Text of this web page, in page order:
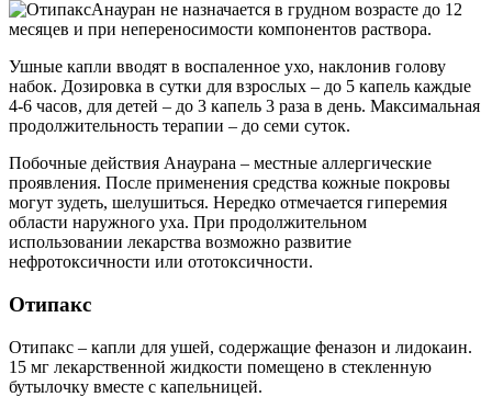
Анауран не назначается в грудном возрасте до 12
месяцев и при непереносимости компонентов раствора.
Ушные капли вводят в воспаленное ухо, наклонив голову
набок. Дозировка в сутки для взрослых – до 5 капель каждые
4-6 часов, для детей – до 3 капель 3 раза в день. Максимальная
продолжительность терапии – до семи суток.
Побочные действия Анаурана – местные аллергические
проявления. После применения средства кожные покровы
могут зудеть, шелушиться. Нередко отмечается гиперемия
области наружного уха. При продолжительном
использовании лекарства возможно развитие
нефротоксичности или ототоксичности.
Отипакс
Отипакс – капли для ушей, содержащие феназон и лидокаин.
15 мг лекарственной жидкости помещено в стекленную
бутылочку вместе с капельницей.